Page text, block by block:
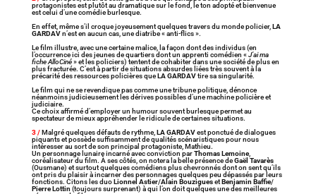
protagonistes est plutôt au dramatique sur le fond, le ton adopté et bienvenue
est celui d’une comédie burlesque.
En effet, même s’il croque joyeusement quelques travers du monde policier, LA
GARDAVn’est en aucun cas, une diatribe « anti-flics ».
Le film illustre, avec une certaine malice, la façon dont des individus (en
l’occurrence ici des jeunes de quartiers dont un apprenti comédien «J’ai ma
fiche AlloCiné» et les policiers) tentent de cohabiter dans une société de plus en
plus fracturée. C’est à partir de situations absurdes liées très souvent à la
précarité des ressources policières queLA GARDAVtire sa singularité.
Le film qui ne se revendique pas comme une tribune politique, dénonce
néanmoins judicieusement les dérives possibles d’une machine policière et
judiciaire.
Ce choix affirmé d’employer un humour souvent burlesque permet au
spectateur de mieux appréhender le ridicule de certaines situations.
3 /Malgré quelques défauts de rythme, LA GARDAVest ponctué de dialogues
piquants et possède suffisamment de qualités scénaristiques pour nous
intéresser au sort de son principal protagoniste, Mathieu.
Un personnage lunaire incarné avec conviction parThomas Lemoine,
coréalisateur du film. À ses côtés, on notera la belle présence deGaël Tavarès
(Ousmane) et surtout quelques comédiens plus chevronnés dont on sent qu’ils
ont pris du plaisir à incarner des personnages quelques peu dépassés par leurs
fonctions. Citons les duoLionnel Astier/Alain BouziguesetBenjamin Baffie/
Pierre Lottin (toujours surprenant) à qui l’on doit quelques une des meilleures